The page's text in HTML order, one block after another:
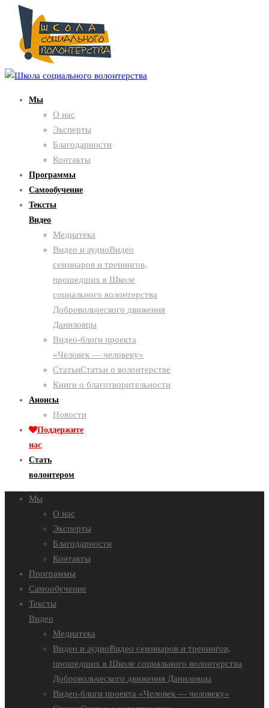
Мы
О нас
Эксперты
Благодарности
Контакты
Программы
Самообучение
Тексты
Видео
Медиатека
Видео и аудиоВидео
семинаров и тренингов,
прошедших в Школе
социального волонтерства
Добровольческого движения
Даниловцы
Видео-блоги проекта
«Человек — человеку»
СтатьиСтатьи о волонтерстве
Книги о благотворительности
Анонсы
Новости
Поддержите
нас
Стать
волонтером
Мы
О нас
Эксперты
Благодарности
Контакты
Программы
Самообучение
Тексты
Видео
Медиатека
Видео и аудиоВидео семинаров и тренингов,
прошедших в Школе социального волонтерства
Добровольческого движения Даниловцы
Видео-блоги проекта «Человек — человеку»